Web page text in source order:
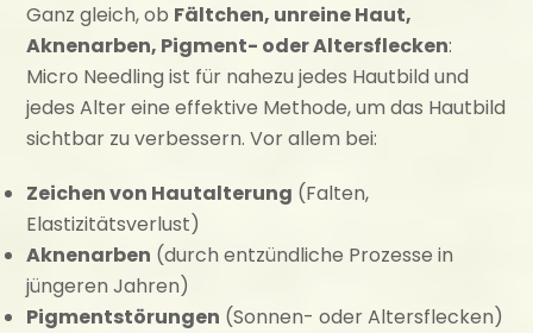
Ganz gleich, ob Fältchen, unreine Haut,
Aknenarben, Pigment- oder Altersflecken:
Micro Needling ist für nahezu jedes Hautbild und
jedes Alter eine effektive Methode, um das Hautbild
sichtbar zu verbessern. Vor allem bei:
Zeichen von Hautalterung (Falten,
Elastizitätsverlust)
Aknenarben (durch entzündliche Prozesse in
jüngeren Jahren)
Pigmentstörungen (Sonnen- oder Altersflecken)